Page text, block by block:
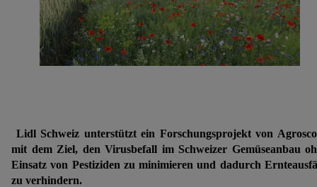
Lidl Schweiz unterstützt ein Forschungsprojekt von
mit dem Ziel, den Virusbefall im Schweizer Gemüseanbau
Einsatz von Pestiziden zu minimieren und dadurch
zu verhindern.